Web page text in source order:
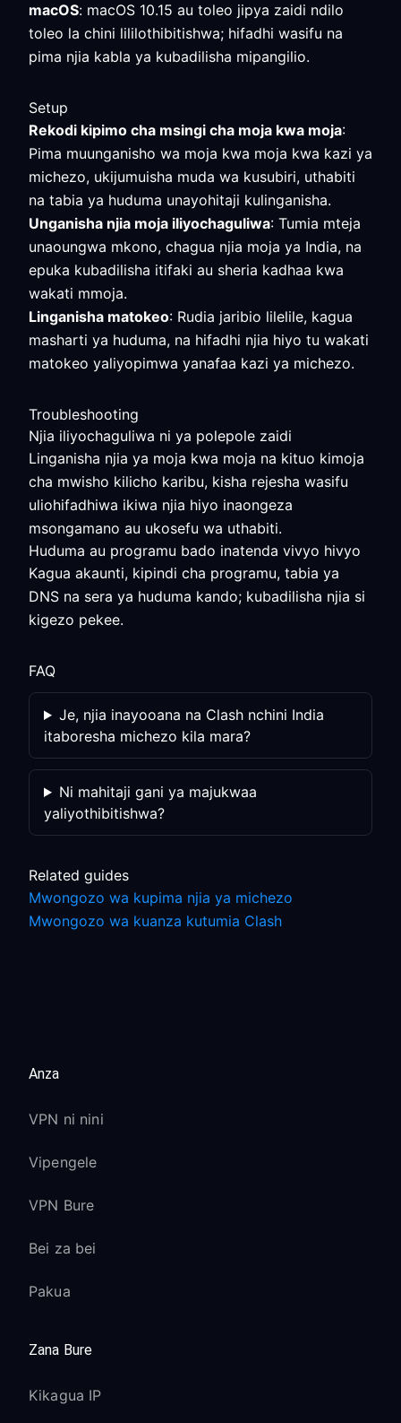
macOS: macOS 10.15 au toleo jipya zaidi ndilo
toleo la chini lililothibitishwa; hifadhi wasifu na
pima njia kabla ya kubadilisha mipangilio.
Setup
Rekodi kipimo cha msingi cha moja kwa moja:
Pima muunganisho wa moja kwa moja kwa kazi ya
michezo, ukijumuisha muda wa kusubiri, uthabiti
na tabia ya huduma unayohitaji kulinganisha.
Unganisha njia moja iliyochaguliwa: Tumia mteja
unaoungwa mkono, chagua njia moja ya India, na
epuka kubadilisha itifaki au sheria kadhaa kwa
wakati mmoja.
Linganisha matokeo: Rudia jaribio lilelile, kagua
masharti ya huduma, na hifadhi njia hiyo tu wakati
matokeo yaliyopimwa yanafaa kazi ya michezo.
Troubleshooting
Njia iliyochaguliwa ni ya polepole zaidi
Linganisha njia ya moja kwa moja na kituo kimoja
cha mwisho kilicho karibu, kisha rejesha wasifu
uliohifadhiwa ikiwa njia hiyo inaongeza
msongamano au ukosefu wa uthabiti.
Huduma au programu bado inatenda vivyo hivyo
Kagua akaunti, kipindi cha programu, tabia ya
DNS na sera ya huduma kando; kubadilisha njia si
kigezo pekee.
FAQ
Je, njia inayooana na Clash nchini India
itaboresha michezo kila mara?
Ni mahitaji gani ya majukwaa
yaliyothibitishwa?
Related guides
Mwongozo wa kupima njia ya michezo
Mwongozo wa kuanza kutumia Clash
Anza
VPN ni nini
Vipengele
VPN Bure
Bei za bei
Pakua
Zana Bure
Kikagua IP